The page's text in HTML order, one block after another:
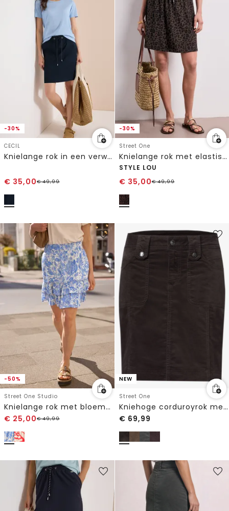
-30%
CECIL
Knielange rok in een verwassen look
€ 35,00€49,99
-30%
Street One
Knielange rok met elastische tailleband
STYLE LOU
€ 35,00€49,99
-50%
Street One Studio
Knielange rok met bloemenpatroon
€ 25,00€49,99
NEW
Street One
Kniehoge corduroyrok met zakken
€ 69,99